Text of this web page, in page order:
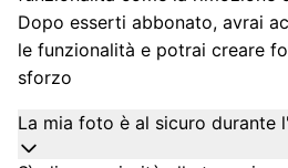
Dopo esserti abbonato, avrai
le funzionalità e potrai creare
sforzo
La mia foto è al sicuro durante